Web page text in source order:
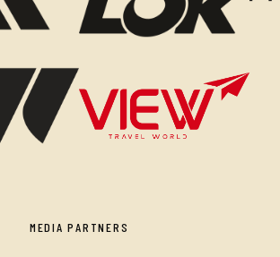
MEDIA PARTNERS